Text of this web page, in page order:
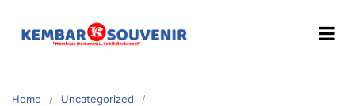
Home
Uncategorized